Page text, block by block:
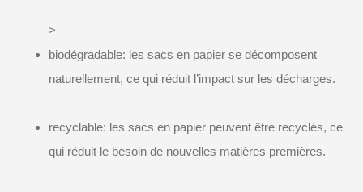
>
biodégradable: les sacs en papier se décomposent
naturellement, ce qui réduit l’impact sur les décharges.
recyclable: les sacs en papier peuvent être recyclés, ce
qui réduit le besoin de nouvelles matières premières.